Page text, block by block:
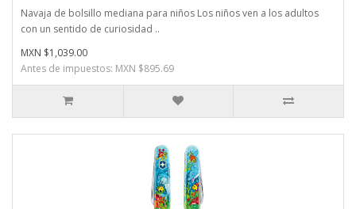
Navaja de bolsillo mediana para niños Los niños ven a los adultos
con un sentido de curiosidad ..
MXN $1,039.00
Antes de impuestos: MXN $895.69